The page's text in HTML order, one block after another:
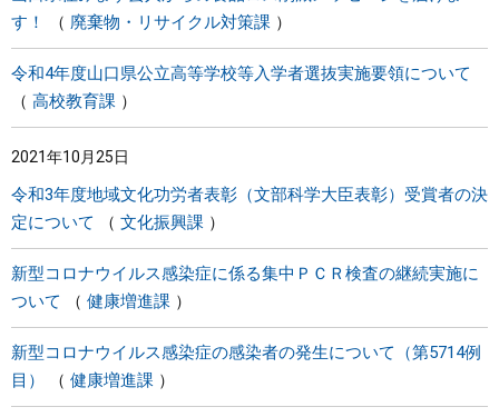
す！
廃棄物・リサイクル対策課
令和4年度山口県公立高等学校等入学者選抜実施要領について
高校教育課
2021年10月25日
令和3年度地域文化功労者表彰（文部科学大臣表彰）受賞者の決
定について
文化振興課
新型コロナウイルス感染症に係る集中ＰＣＲ検査の継続実施に
ついて
健康増進課
新型コロナウイルス感染症の感染者の発生について（第5714例
目）
健康増進課